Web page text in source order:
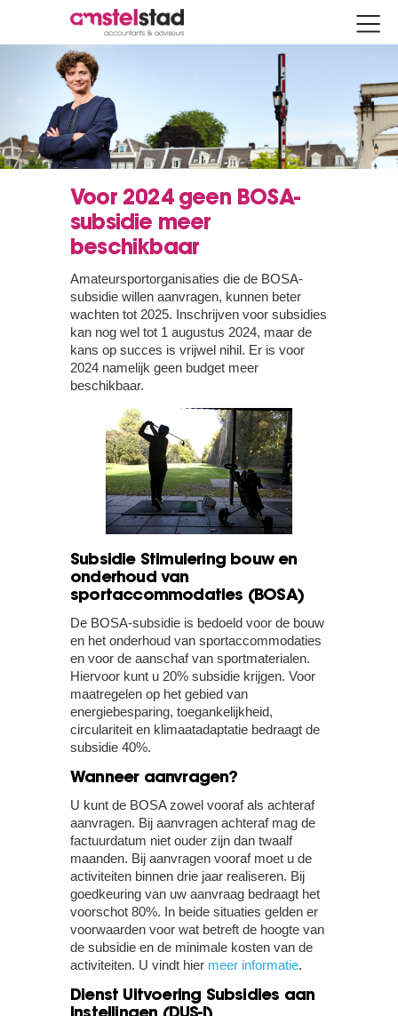
Voor 2024 geen BOSA-
subsidie meer
beschikbaar
Amateursportorganisaties die de BOSA-
subsidie willen aanvragen, kunnen beter
wachten tot 2025. Inschrijven voor subsidies
kan nog wel tot 1 augustus 2024, maar de
kans op succes is vrijwel nihil. Er is voor
2024 namelijk geen budget meer
beschikbaar.
Subsidie Stimulering bouw en
onderhoud van
sportaccommodaties (BOSA)
De BOSA-subsidie is bedoeld voor de bouw
en het onderhoud van sportaccommodaties
en voor de aanschaf van sportmaterialen.
Hiervoor kunt u 20% subsidie krijgen. Voor
maatregelen op het gebied van
energiebesparing, toegankelijkheid,
circulariteit en klimaatadaptatie bedraagt de
subsidie 40%.
Wanneer aanvragen?
U kunt de BOSA zowel vooraf als achteraf
aanvragen. Bij aanvragen achteraf mag de
factuurdatum niet ouder zijn dan twaalf
maanden. Bij aanvragen vooraf moet u de
activiteiten binnen drie jaar realiseren. Bij
goedkeuring van uw aanvraag bedraagt het
voorschot 80%. In beide situaties gelden er
voorwaarden voor wat betreft de hoogte van
de subsidie en de minimale kosten van de
activiteiten. U vindt hier meer informatie.
Dienst Uitvoering Subsidies aan